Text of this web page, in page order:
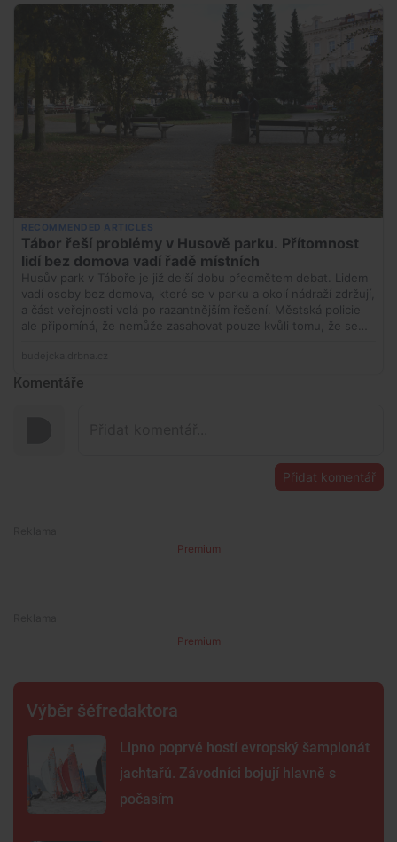
Komentáře
Přidat komentář
Premium
Premium
Výběr šéfredaktora
Lipno poprvé hostí evropský šampionát
jachtařů. Závodníci bojují hlavně s
počasím